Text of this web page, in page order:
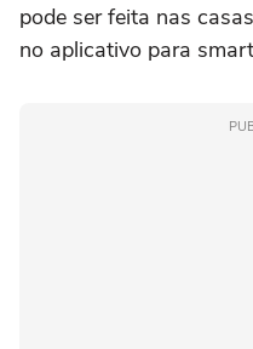
pode ser feita nas
no aplicativo para